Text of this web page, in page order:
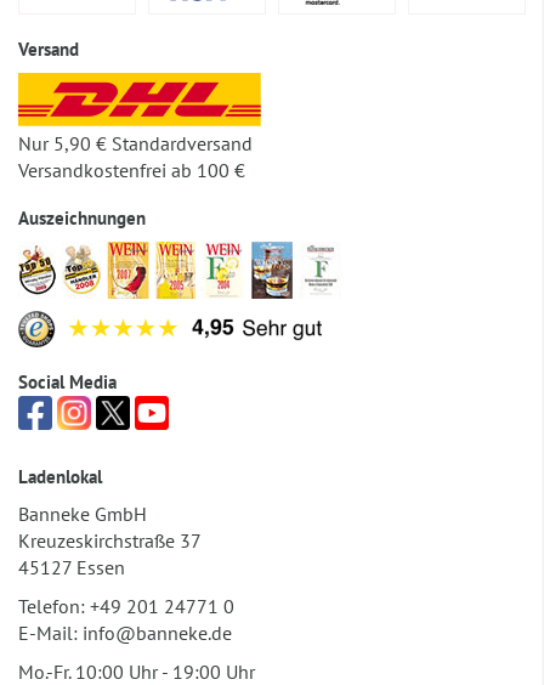
Versand
Nur 5,90 € Standardversand
Versandkostenfrei ab 100 €
Auszeichnungen
Social Media
Ladenlokal
Banneke GmbH
Kreuzeskirchstraße 37
45127 Essen
Telefon: +49 201 24771 0
E-Mail: info@banneke.de
Mo.-Fr. 10:00 Uhr - 19:00 Uhr